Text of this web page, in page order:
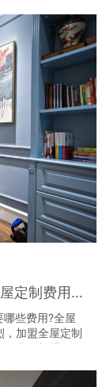
2024全屋定制加盟费是多少?加盟全屋定制费用有哪些？
些费用?全屋
，加盟全屋定制
利。加盟全屋